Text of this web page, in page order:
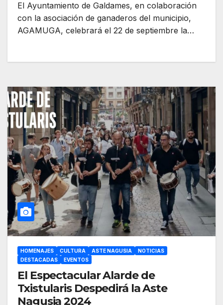
El Ayuntamiento de Galdames, en colaboración
con la asociación de ganaderos del municipio,
AGAMUGA, celebrará el 22 de septiembre la…
HOMENAJES CULTURA ASTE NAGUSIA
NOTICIAS
DESTACADAS
EVENTOS
El Espectacular Alarde de
Txistularis Despedirá la Aste
Nagusia 2024